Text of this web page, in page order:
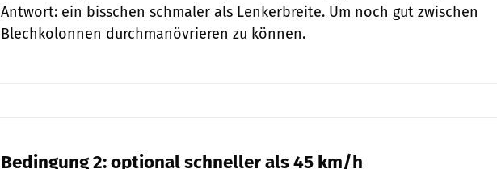
Antwort: ein bisschen schmaler als Lenkerbreite. Um noch gut zwischen
Blechkolonnen durchmanövrieren zu können.
Bedingung 2: optional schneller als 45 km/h